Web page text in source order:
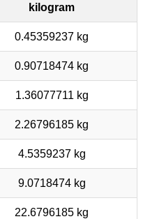
kilogram
0.45359237 kg
0.90718474 kg
1.36077711 kg
2.26796185 kg
4.5359237 kg
9.0718474 kg
22.6796185 kg